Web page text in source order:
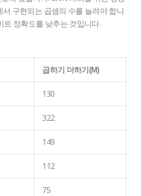
서 구현되는 곱셈의 수를 늘려야 합니
트 정확도를 낮추는 것입니다.
곱하기 더하기(M)
130
322
149
112
75